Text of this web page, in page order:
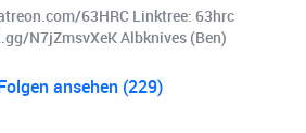
63HRC Linktree: 63hrc
N7jZmsvXeK Albknives (Ben)
ansehen (229)